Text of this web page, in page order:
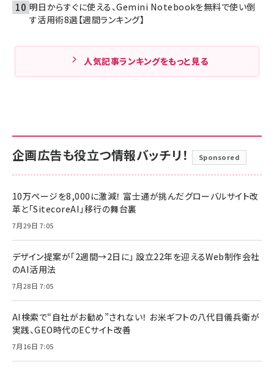
明日からすぐに使える、Gemini Notebookを無料で使い倒
す活用術8選【週間ランキング】
人気記事ランキングをもっと見る
企画広告も役立つ情報バッチリ！ Sponsored
10万ページを8,000に激減！ 富士通が挑んだグローバルサイト改
革と「SitecoreAI」移行の舞台裏
7月29日 7:05
デザイン提案が「2週間→2日に」 設立22年を迎えるWeb制作会社
のAI活用法
7月28日 7:05
AI検索で“自社がお勧め”されない！ お米ギフトの八代目儀兵衛が
実践、GEO時代のECサイト改善
7月16日 7:05